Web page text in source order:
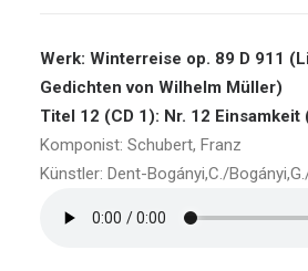
Werk: Winterreise op. 89 D 911
Gedichten von Wilhelm Müller)
Titel 12 (CD 1): Nr. 12 Einsamkeit
Komponist: Schubert, Franz
Künstler: Dent-Bogányi,C./